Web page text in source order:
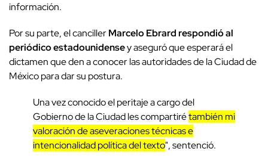
información.
Por su parte, el cancillerMarcelo Ebrard respondió al
periódico estadounidensey aseguró que esperará el
dictamen que den a conocer las autoridades de la Ciudad de
México para dar su postura.
Una vez conocido el peritaje a cargo del
Gobierno de la Ciudad les compartirétambién mi
valoración de aseveraciones técnicas e
intencionalidad política del texto", sentenció.